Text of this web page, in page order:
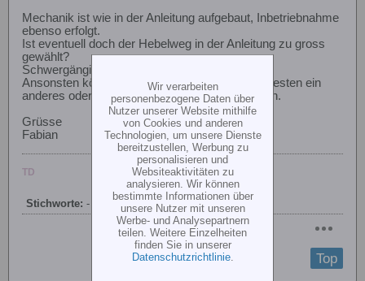
Mechanik ist wie in der Anleitung aufgebaut, Inbetriebnahme
ebenso erfolgt.
Ist eventuell doch der Hebelweg in der Anleitung zu gross
gewählt?
Schwergängig ist nix.
Ansonsten könnt man höchstens nur nochmal testen ein
anderes oder doppeltes Klebepad zu verwenden.
Grüsse
Fabian
TD
Stichworte: -
Top
Wir verarbeiten
personenbezogene Daten über
Nutzer unserer Website mithilfe
von Cookies und anderen
Technologien, um unsere Dienste
bereitzustellen, Werbung zu
personalisieren und
Websiteaktivitäten zu
analysieren. Wir können
bestimmte Informationen über
unsere Nutzer mit unseren
Werbe- und Analysepartnern
teilen. Weitere Einzelheiten
finden Sie in unserer
Datenschutzrichtlinie.